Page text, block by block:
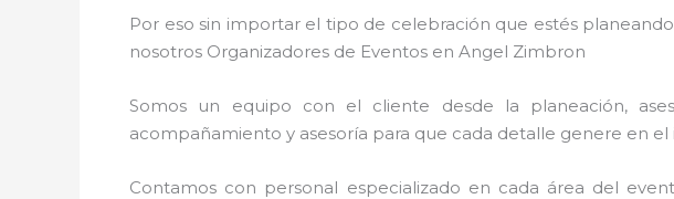
Por eso sin importar el tipo de celebración que estés
nosotros Organizadores de Eventos en Angel Zimbron
Somos un equipo con el cliente desde la planeación,
acompañamiento y asesoría para que cada detalle genere en
Contamos con personal especializado en cada área del